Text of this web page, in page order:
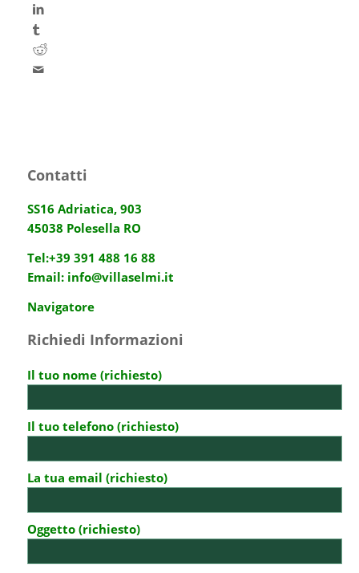
Contatti
SS16 Adriatica, 903
45038 Polesella RO
Tel:+39 391 488 16 88
Email: info@villaselmi.it
Navigatore
Richiedi Informazioni
Il tuo nome (richiesto)
Il tuo telefono (richiesto)
La tua email (richiesto)
Oggetto (richiesto)